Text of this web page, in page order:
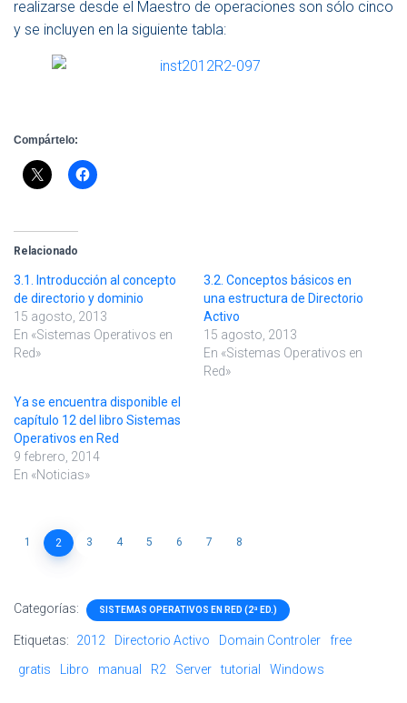
realizarse desde el Maestro de operaciones son sólo cinco
y se incluyen en la siguiente tabla:
Compártelo:
Relacionado
3.1. Introducción al concepto
de directorio y dominio
15 agosto, 2013
En «Sistemas Operativos en
Red»
3.2. Conceptos básicos en
una estructura de Directorio
Activo
15 agosto, 2013
En «Sistemas Operativos en
Red»
Ya se encuentra disponible el
capítulo 12 del libro Sistemas
Operativos en Red
9 febrero, 2014
En «Noticias»
1 2 3 4 5 6 7 8
Categorías: SISTEMAS OPERATIVOS EN RED (2ª ED.)
Etiquetas: 2012 Directorio Activo Domain Controler
free
gratis
Libro manual R2 Server tutorial Windows